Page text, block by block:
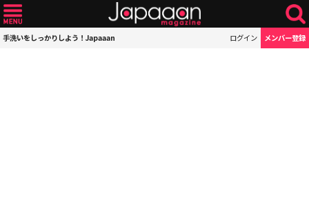
手洗いをしっかりしよう！Japaaan ログイン メンバー登録